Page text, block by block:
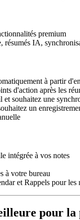
premium
résumés IA,
à partir
d'action après les
souhaitez une
un
intégrée à vos notes
à votre bureau
et Rappels pour les
pour